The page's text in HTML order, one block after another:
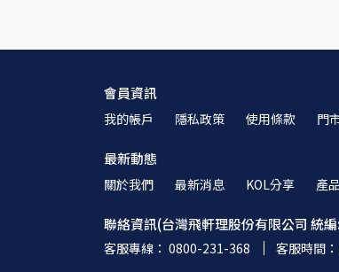
會員資訊
我的帳戶 隱私政策 使用條款 門
最新動態
關於我們 最新消息 KOL分享 產
聯絡資訊(台灣飛軒理股份有限公司 統
客服專線： 0800-231-368 客服時間